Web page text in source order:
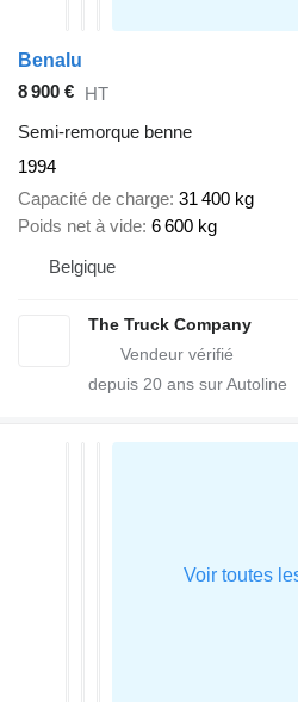
Benalu
8 900 € HT
Semi-remorque benne
1994
Capacité de charge 31 400 kg
Poids net à vide 6 600 kg
Belgique
The Truck Company
depuis 20 ans sur Autoline